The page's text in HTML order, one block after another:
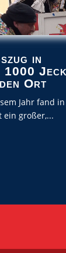
in
1000
Ort
Jahr fand in
ein großer,...